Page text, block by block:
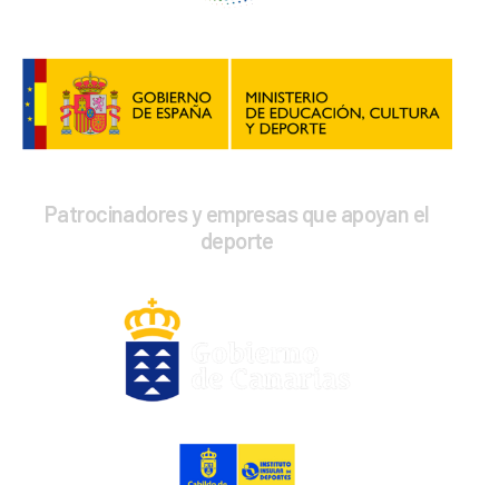
Patrocinadores y empresas que apoyan el
deporte